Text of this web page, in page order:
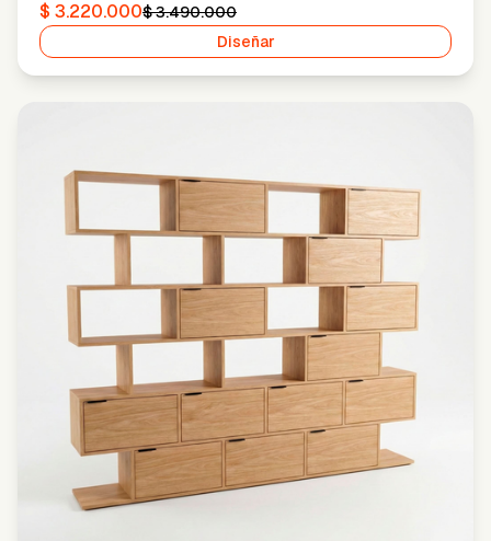
$ 3.220.000$ 3.490.000
Diseñar